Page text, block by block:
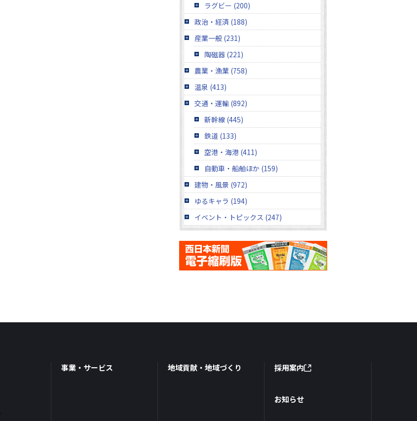
ラグビー (200)
政治・経済 (188)
産業一般 (231)
陶磁器 (221)
農業・漁業 (758)
温泉 (413)
交通・運輸 (892)
新幹線 (445)
鉄道 (133)
空港・海港 (411)
自動車・船舶ほか (159)
建物・風景 (972)
ゆるキャラ (194)
イベント・トピックス (247)
事業・サービス 地域貢献・地域づくり 採用案内
お知らせ